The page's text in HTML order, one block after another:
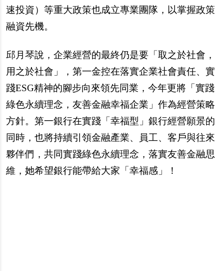
速投資）等重大政策也成立專業團隊，以掌握政策
融資先機。
邱月琴說，企業經營的最終仍是要「取之於社會，
用之於社會」，第一金控在落實企業社會責任、實
踐ESG精神的腳步向來領先同業，今年更將「實踐
綠色永續理念，友善金融幸福企業」作為經營策略
方針。第一銀行在實踐「幸福型」銀行經營願景的
同時，也將持續引領金融產業、員工、客戶與往來
夥伴們，共同實踐綠色永續理念，落實友善金融思
維，她希望銀行能帶給大家「幸福感」！